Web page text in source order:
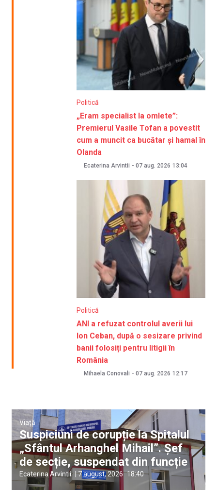
Politică
„Eram specialist la omlete”:
Premierul Vasile Tofan a povestit
cum a muncit ca bucătar și hamal în
Olanda
Ecaterina Arvintii - 07 aug. 2026 13:04
Politică
ANI a refuzat controlul averii lui
Ion Ceban, după o sesizare privind
banii folosiți pentru litigii în
România
Mihaela Conovali - 07 aug. 2026 12:17
Viață
Suspiciuni de corupție la Spitalul
„Sfântul Arhanghel Mihail”. Șef
de secție, suspendat din funcție
Ecaterina Arvintii 7 august, 2026 18:40